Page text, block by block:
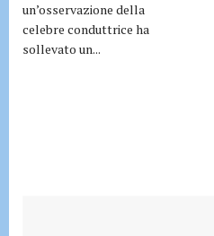
un’osservazione della
celebre conduttrice ha
sollevato un...